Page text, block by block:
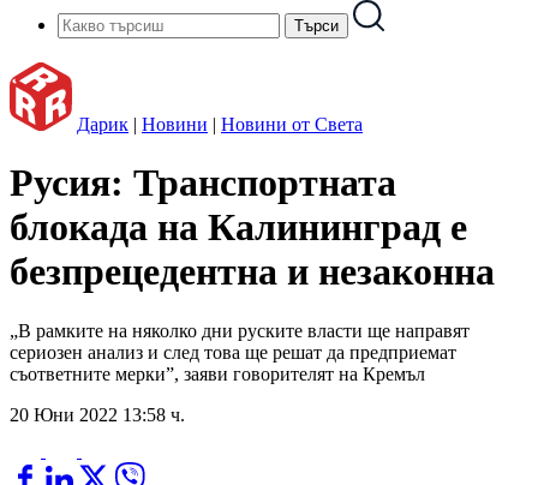
Дарик | Новини | Новини от Света
Русия: Транспортната
блокада на Калининград е
безпрецедентна и незаконна
„В рамките на няколко дни руските власти ще направят
сериозен анализ и след това ще решат да предприемат
съответните мерки”, заяви говорителят на Кремъл
20 Юни 2022 13:58 ч.